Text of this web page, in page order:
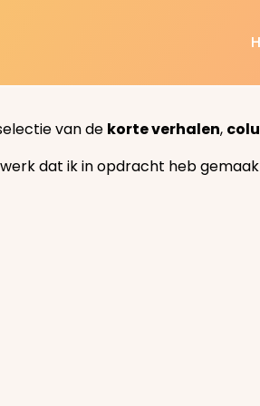
van de korte verhalen,
dat ik in opdracht heb